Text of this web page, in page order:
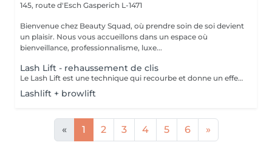
145, route d'Esch Gasperich L-1471
Bienvenue chez Beauty Squad, où prendre soin de soi devient
un plaisir. Nous vous accueillons dans un espace où
bienveillance, professionnalisme, luxe...
Lash Lift - rehaussement de clis
Le Lash Lift est une technique qui recourbe et donne un effet allongé à vos cils naturels, pour un effet il de biche sans mascara ni extensions. Idéal pour un regard sublimé au quotidien. Chez Beauty Squad : - Matériel à usage unique. - Courbure sur-mesure adaptée à la forme de vos yeux. - Produits doux et nourrissants pour préserver la santé de vos cils. Durée : 6 à 8 semaines.
Lashlift + browlift
« 1 2 3 4 5 6 »